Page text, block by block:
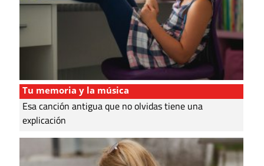
Tu memoria y la música
Esa canción antigua que no olvidas tiene una
explicación